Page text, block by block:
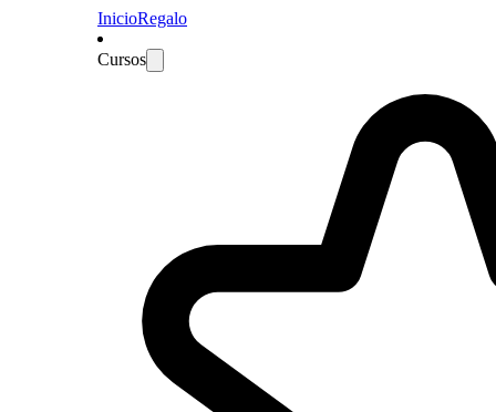
InicioRegalo
Cursos